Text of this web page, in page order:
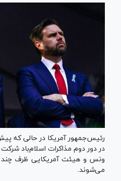
رئیس‌جمهور آمریکا در حالی که
در دور دوم مذاکرات اسلام‌باد شرکت
ونس و هیئت آمریکایی ظرف چند
می‌شوند.